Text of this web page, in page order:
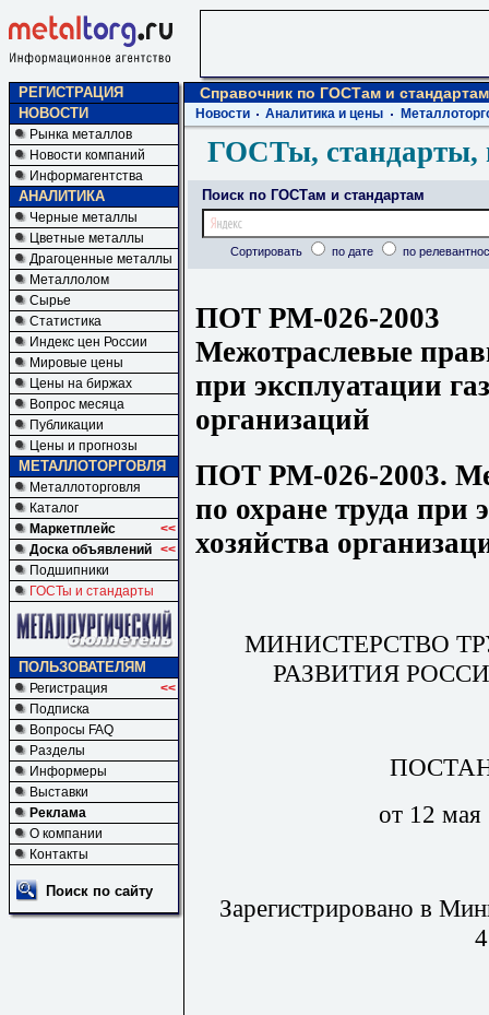
РЕГИСТРАЦИЯ
НОВОСТИ
Рынка металлов
Новости компаний
Информагентства
АНАЛИТИКА
Черные металлы
Цветные металлы
Драгоценные металлы
Металлолом
Сырье
Статистика
Индекс цен России
Мировые цены
Цены на биржах
Вопрос месяца
Публикации
Цены и прогнозы
МЕТАЛЛОТОРГОВЛЯ
Металлоторговля
Каталог
Маркетплейс
<<
Доска объявлений <<
Подшипники
ГОСТы и стандарты
ПОЛЬЗОВАТЕЛЯМ
Регистрация
<<
Подписка
Вопросы FAQ
Разделы
Информеры
Выставки
Реклама
О компании
Контакты
Поиск по сайту
Справочник по ГОСТам и стандартам
Новости Аналитика и цены
ГОСТы, стандарты,
Поиск по ГОСТам и стандартам
Сортировать по дате по
ПОТ РМ-026-2003
Межотраслевые
при эксплуатации
организаций
ПОТ РМ-026-2003.
по охране труда при
хозяйства
МИНИСТЕРСТВО
РАЗВИТИЯ
от 12
Зарегистрировано в